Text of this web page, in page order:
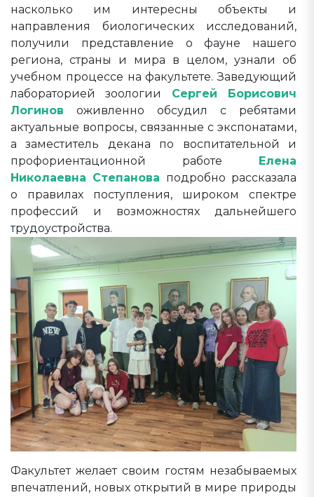
насколько им интересны объекты и
направления биологических исследований,
получили представление о фауне нашего
региона, страны и мира в целом, узнали об
учебном процессе на факультете. Заведующий
лабораторией зоологии Сергей Борисович
Логинов
оживленно обсудил с ребятами
актуальные вопросы, связанные с экспонатами,
а заместитель декана по воспитательной и
профориентационной работе Елена
Николаевна Степанова подробно рассказала
о правилах поступления, широком спектре
профессий и возможностях дальнейшего
трудоустройства.
Факультет желает своим гостям незабываемых
впечатлений, новых открытий в мире природы